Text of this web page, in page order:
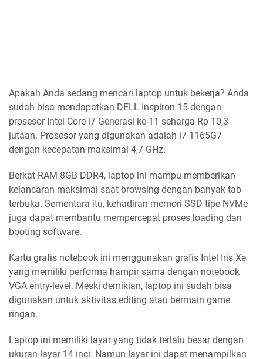
Apakah Anda sedang mencari laptop untuk bekerja? Anda
sudah bisa mendapatkan DELL Inspiron 15 dengan
prosesor Intel Core i7 Generasi ke-11 seharga Rp 10,3
jutaan. Prosesor yang digunakan adalah i7 1165G7
dengan kecepatan maksimal 4,7 GHz.
Berkat RAM 8GB DDR4, laptop ini mampu memberikan
kelancaran maksimal saat browsing dengan banyak tab
terbuka. Sementara itu, kehadiran memori SSD tipe NVMe
juga dapat membantu mempercepat proses loading dan
booting software.
Kartu grafis notebook ini menggunakan grafis Intel Iris Xe
yang memiliki performa hampir sama dengan notebook
VGA entry-level. Meski demikian, laptop ini sudah bisa
digunakan untuk aktivitas editing atau bermain game
ringan.
Laptop ini memiliki layar yang tidak terlalu besar dengan
ukuran layar 14 inci. Namun layar ini dapat menampilkan